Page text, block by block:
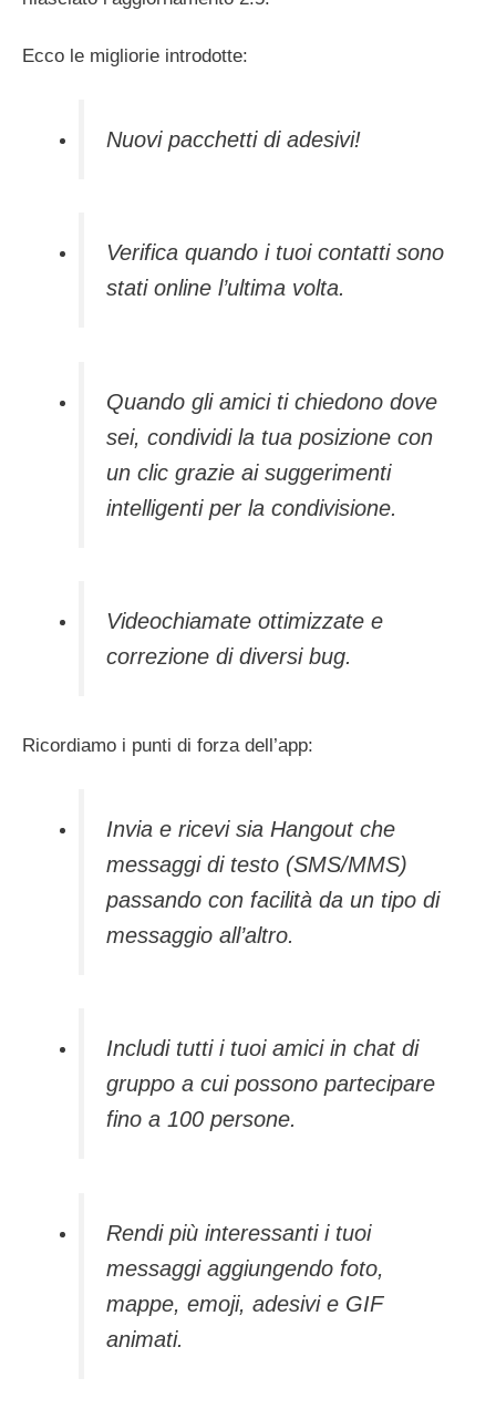
Ecco le migliorie introdotte:
Nuovi pacchetti di adesivi!
Verifica quando i tuoi contatti sono
stati online l’ultima volta.
Quando gli amici ti chiedono dove
sei, condividi la tua posizione con
un clic grazie ai suggerimenti
intelligenti per la condivisione.
Videochiamate ottimizzate e
correzione di diversi bug.
Ricordiamo i punti di forza dell’app:
Invia e ricevi sia Hangout che
messaggi di testo (SMS/MMS)
passando con facilità da un tipo di
messaggio all’altro.
Includi tutti i tuoi amici in chat di
gruppo a cui possono partecipare
fino a 100 persone.
Rendi più interessanti i tuoi
messaggi aggiungendo foto,
mappe, emoji, adesivi e GIF
animati.